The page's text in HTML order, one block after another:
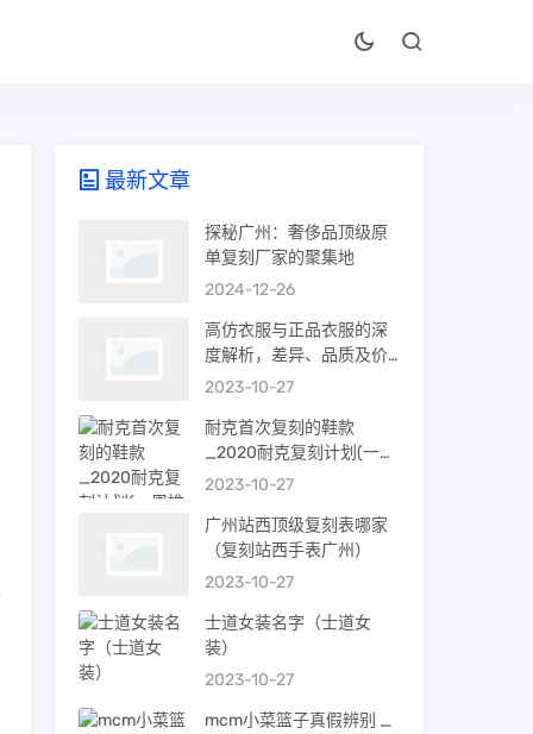
最新文章
探秘广州：奢侈品顶级原
单复刻厂家的聚集地
2024-12-26
高仿衣服与正品衣服的深
度解析，差异、品质及价
值
2023-10-27
耐克首次复刻的鞋款
_2020耐克复刻计划(一周
推荐)
2023-10-27
广州站西顶级复刻表哪家
（复刻站西手表广州）
2023-10-27
士道女装名字（士道女
装）
2023-10-27
mcm小菜篮子真假辨别 _